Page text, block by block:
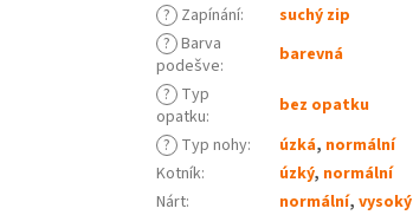
? Zapínání:
suchý zip
? Barva
podešve:
barevná
? Typ
opatku:
bez opatku
? Typ nohy: úzká, normální
Kotník: úzký, normální
Nárt: normální,vysoký